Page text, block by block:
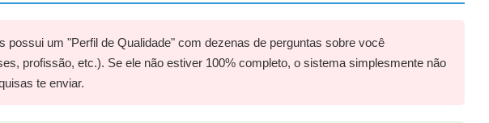
possui um "Perfil de Qualidade" com dezenas de perguntas sobre você
profissão, etc.). Se ele não estiver 100% completo, o sistema simplesmente não
te enviar.